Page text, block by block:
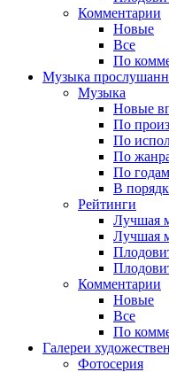
Комментарии
Новые
Все
По
Музыка
Музыка
Новые
По
По
По
По годам
В
Рейтинги
Лучшая
Лучшая
Комментарии
Новые
Все
По
Галереи
Фотосерия